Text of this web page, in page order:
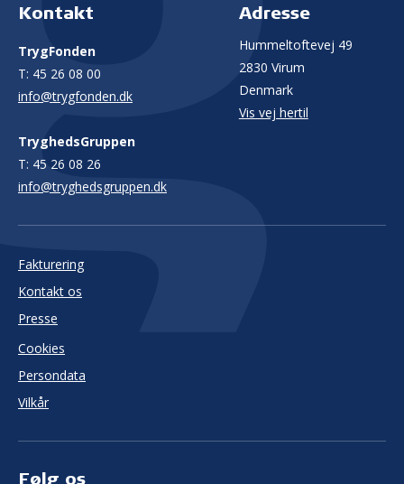
Kontakt
TrygFonden
T: 45 26 08 00
info@trygfonden.dk
TryghedsGruppen
T: 45 26 08 26
info@tryghedsgruppen.dk
Adresse
Hummeltoftevej 49
2830 Virum
Denmark
Vis vej hertil
Fakturering
Kontakt os
Presse
Cookies
Persondata
Vilkår
Følg os